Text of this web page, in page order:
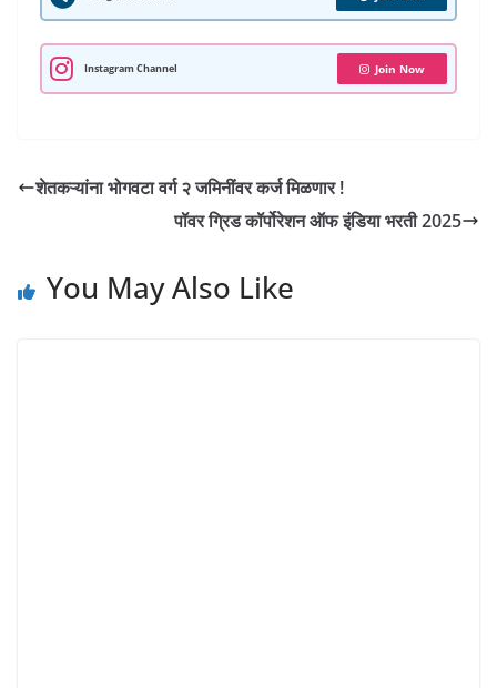
p o
k
Instagram Channel Join Now
शेतकऱ्यांना भोगवटा वर्ग २ जमिनींवर कर्ज मिळणार !
पॉवर ग्रिड कॉर्पोरेशन ऑफ इंडिया भरती 2025
You May Also Like